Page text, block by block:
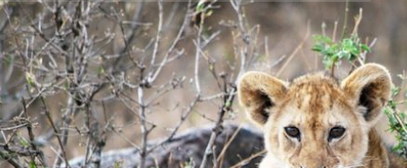
100% de satisfaction (28 avis
que la descente dans lecratère du Ngorongoro seront
d’intenses temps forts pour l’observation animalière, mais
aussi pour le partage avec les Masaïs. Quel que soit le relief,
collines, hauts plateaux ou savane, ils sauront vous raconter
les histoires de cette terre qu’ils parcourent sans cesse et
dont ils sont si fiers. A juste titre, la Tanzanie est un pays
dont on tire les plus beaux scénarios, que ce soit dans les
Activité
Multi-activités Safari
Safari en véhicule